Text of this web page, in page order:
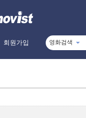
회원가입 영화검색